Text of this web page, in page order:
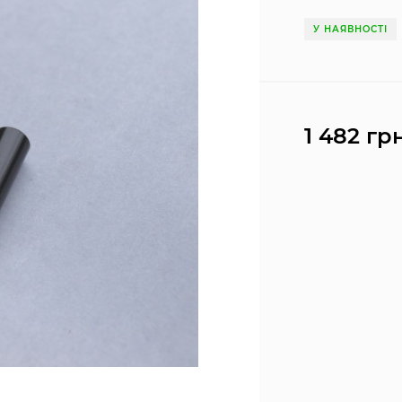
У НАЯВНОСТІ
1 482